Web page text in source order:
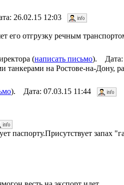
26.02.15 12:03
его отгрузку речным
(написать письмо). Дата:
на Ростове-на-Дону,
). Дата: 07.03.15 11:44
паспорту.Присутствует запах